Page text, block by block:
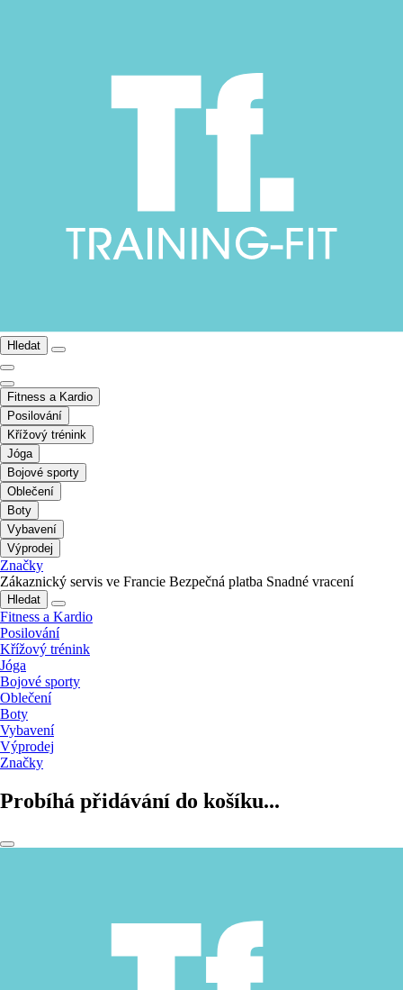
Hledat
Fitness a Kardio
Posilování
Křížový trénink
Jóga
Bojové sporty
Oblečení
Boty
Vybavení
Výprodej
Značky
Zákaznický servis ve Francie Bezpečná platba Snadné vracení
Hledat
Fitness a Kardio
Posilování
Křížový trénink
Jóga
Bojové sporty
Oblečení
Boty
Vybavení
Výprodej
Značky
Probíhá přidávání do košíku...